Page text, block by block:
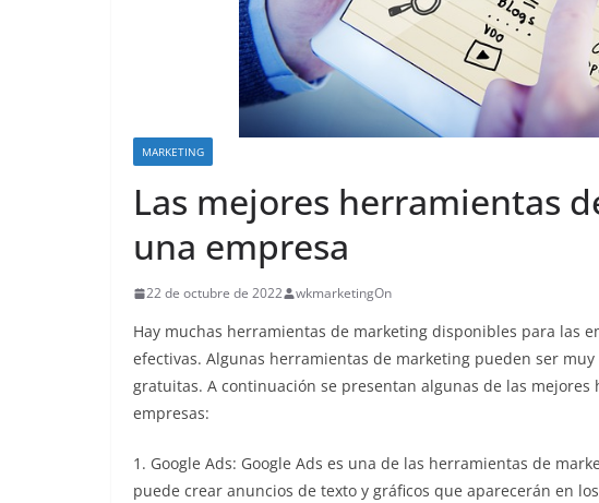
MARKETING
Las mejores herramientas
una empresa
22 de octubre de 2022 wkmarketingOn
Hay muchas herramientas de marketing disponibles para las
efectivas. Algunas herramientas de marketing pueden ser
gratuitas. A continuación se presentan algunas de las
empresas:
1. Google Ads: Google Ads es una de las herramientas de
puede crear anuncios de texto y gráficos que aparecerán en